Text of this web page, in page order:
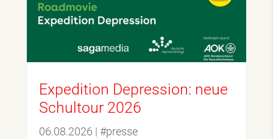
Expedition Depression: neue
Schultour 2026
06.08.2026 | #presse